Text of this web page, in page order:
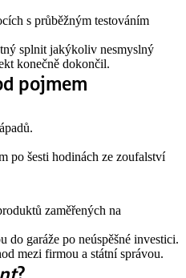
s průběžným testováním
splnit jakýkoliv nesmyslný
konečně dokončil.
pojmem
po šesti hodinách ze zoufalství
zaměřených na
do garáže po neúspěšné investici.
mezi firmou a státní správou.